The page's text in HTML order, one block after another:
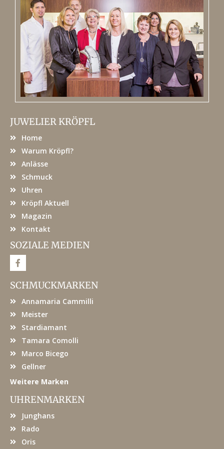
JUWELIER KRÖPFL
Home
Warum Kröpfl?
Anlässe
Schmuck
Uhren
Kröpfl Aktuell
Magazin
Kontakt
SOZIALE MEDIEN
F
a
e
b
o
SCHMUCKMARKEN
Annamaria Cammilli
Meister
Stardiamant
Tamara Comolli
Marco Bicego
Gellner
Weitere Marken
UHRENMARKEN
Junghans
Rado
Oris